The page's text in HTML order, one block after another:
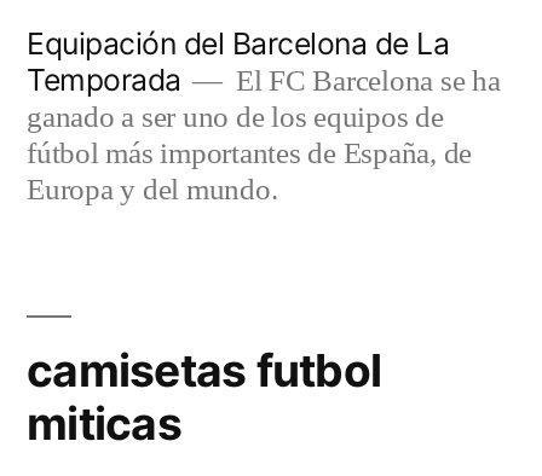
contenido
Equipación del Barcelona de La
Temporada
El FC Barcelona se ha
ganado a ser uno de los equipos de
fútbol más importantes de España, de
Europa y del mundo.
camisetas futbol
miticas